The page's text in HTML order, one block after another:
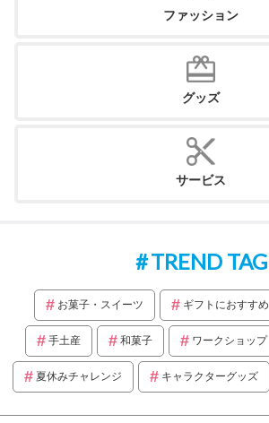
ファッション
グッズ
サービス
TREND TAG
お菓子・スイーツ ギフトにおすすめ
手土産 和菓子 ワークショップ
夏休みチャレンジ キャラクターグッズ